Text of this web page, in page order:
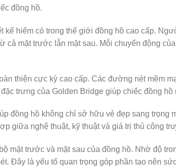
đồng hồ.
hiếm có trong thế giới đồng hồ cao cấp.
cả mặt trước lẫn mặt sau. Mỗi chuyển động
thiện cực kỳ cao cấp. Các đường nét mềm
trưng của Golden Bridge giúp chiếc đồng hồ
đồng hồ không chỉ sở hữu vẻ đẹp sang trọng
giữa nghệ thuật, kỹ thuật và giá trị thủ công
mặt trước và mặt sau của đồng hồ. Nhờ độ
Đây là yếu tố quan trọng góp phần tạo nên